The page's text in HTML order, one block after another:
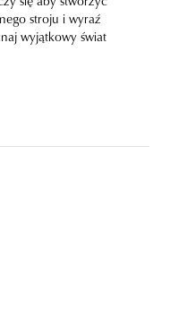
stroju i wyraź
wyjątkowy świat